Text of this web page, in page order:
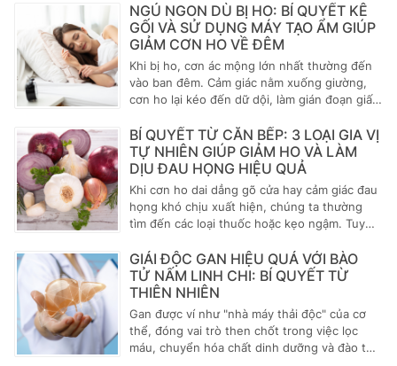
cơn ngứa họng luôn gây phiền toái cho công
việc và sinh hoạt. Lúc này, kẹo ngậm ho
chính là giải pháp tiện lợi, hiệu quả được
nhiều người tin dùng.
NGỦ NGON DÙ BỊ HO: BÍ QUYẾT KÊ
GỐI VÀ SỬ DỤNG MÁY TẠO ẨM GIÚP
GIẢM CƠN HO VỀ ĐÊM
Khi bị ho, cơn ác mộng lớn nhất thường đến
vào ban đêm. Cảm giác nằm xuống giường,
cơn ho lại kéo đến dữ dội, làm gián đoạn giấc
ho về đêm không chỉ ảnh hưởng đến bạn mà
còn làm phiền người thân xung quanh. Thực
tế, cách bạn nằm ngủ có tác động lớn đến
tần suất và cường độ của cơn ho. Bài viết này
sẽ bật mí hai bí quyết ngủ đúng cách khi bị
ho cực kỳ đơn giản mà hiệu quả: điều chỉnh
tư thế ngủ bằng cách kê gối cao và sử dụng
máy tạo ẩm để giúp bạn vượt qua những đêm
khó khăn, giảm cơn ho về đêm và có được
một giấc ngủ ngon trọn vẹn.
BÍ QUYẾT TỪ CĂN BẾP: 3 LOẠI GIA VỊ
TỰ NHIÊN GIÚP GIẢM HO VÀ LÀM
DỊU ĐAU HỌNG HIỆU QUẢ
Khi cơn ho dai dẳng gõ cửa hay cảm giác đau
họng khó chịu xuất hiện, chúng ta thường
tìm đến các loại thuốc hoặc kẹo ngậm. Tuy
những "liều thuốc" tuyệt vời ngay trong căn
bếp của mình. Những loại gia vị tự nhiên
quen thuộc không chỉ làm phong phú hương
vị món ăn mà còn sở hữu khả năng kháng
khuẩn, chống viêm mạnh mẽ, hỗ trợ giảm ho
và làm dịu cổ họng một cách an toàn.Bài viết
này sẽ đưa bạn khám phá sức mạnh của ba
GIẢI ĐỘC GAN HIỆU QUẢ VỚI BÀO
TỬ NẤM LINH CHI: BÍ QUYẾT TỪ
THIÊN NHIÊN
Gan được ví như "nhà máy thải độc" của cơ
thể, đóng vai trò then chốt trong việc lọc
máu, chuyển hóa chất dinh dưỡng và đào thải